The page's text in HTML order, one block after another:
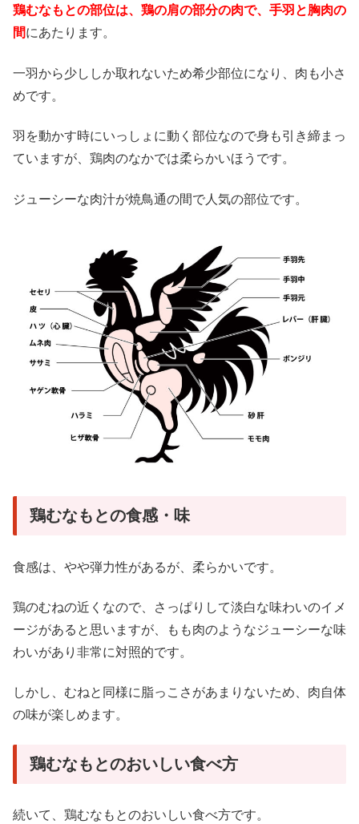
鶏むなもとの部位は、鶏の肩の部分の肉で、手羽と胸肉の
間にあたります。
一羽から少ししか取れないため希少部位になり、肉も小さ
めです。
羽を動かす時にいっしょに動く部位なので身も引き締まっ
ていますが、鶏肉のなかでは柔らかいほうです。
ジューシーな肉汁が焼鳥通の間で人気の部位です。
鶏むなもとの食感・味
食感は、やや弾力性があるが、柔らかいです。
鶏のむねの近くなので、さっぱりして淡白な味わいのイメ
ージがあると思いますが、もも肉のようなジューシーな味
わいがあり非常に対照的です。
しかし、むねと同様に脂っこさがあまりないため、肉自体
の味が楽しめます。
鶏むなもとのおいしい食べ方
続いて、鶏むなもとのおいしい食べ方です。